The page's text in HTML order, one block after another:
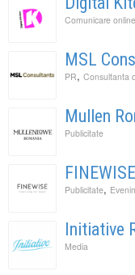
Comunicare online
MSL
PR, Consultanta
Mullen
Publicitate
FINEWISE
Publicitate,
Initiative
Media